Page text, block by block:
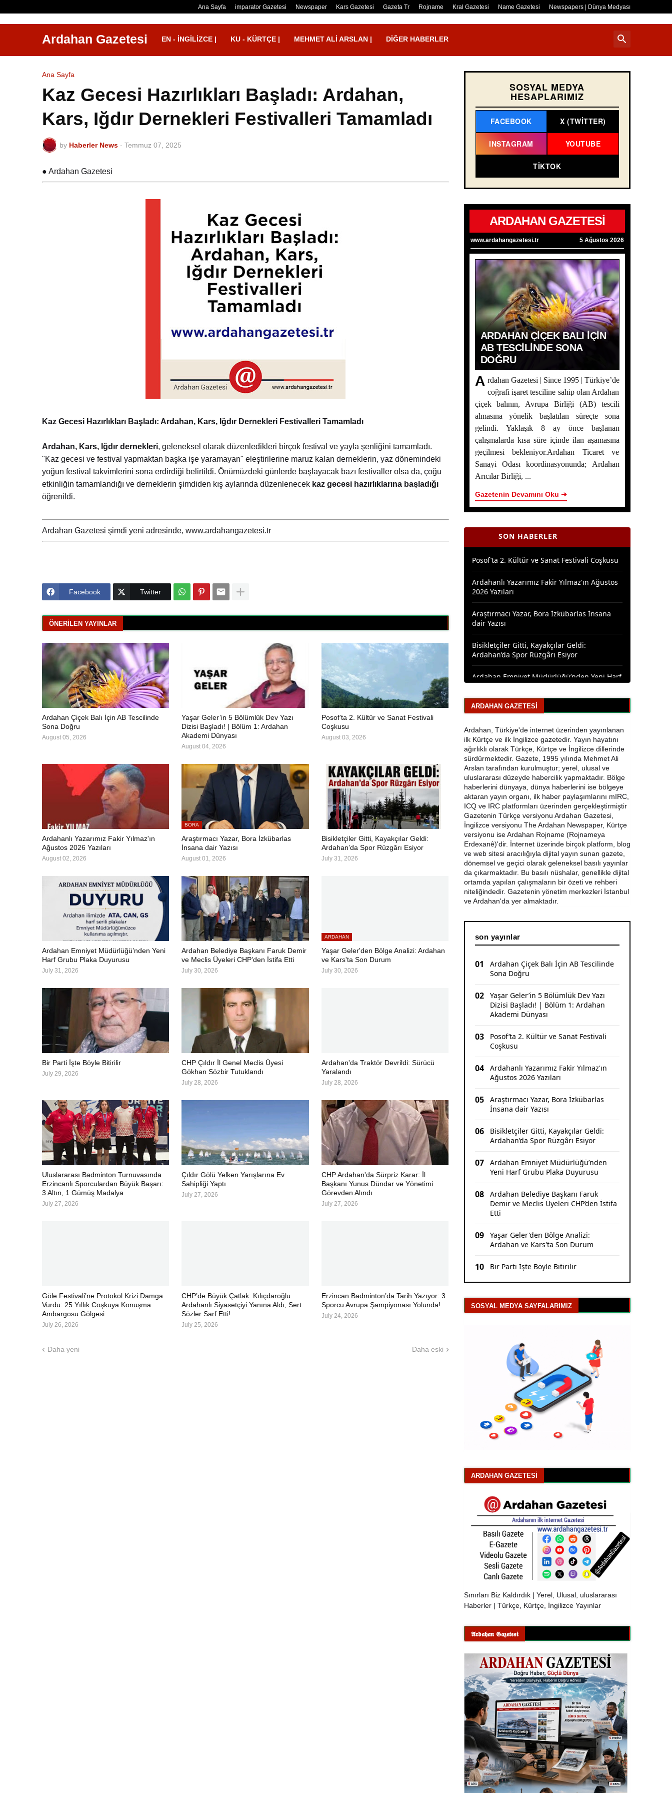
Ana Sayfa imparator Gazetesi Newspaper Kars Gazetesi Gazeta Tr Rojname Kral Gazetesi Name Gazetesi Newspapers | Dünya Medyası
Ardahan Gazetesi EN - İNGILIZCE | KU - KÜRTÇE | MEHMET ALI ARSLAN | DIĞER HABERLER
Ana Sayfa
Kaz Gecesi Hazırlıkları Başladı: Ardahan,
Kars, Iğdır Dernekleri Festivalleri Tamamladı
by Haberler News - Temmuz 07, 2025
● Ardahan Gazetesi
Kaz Gecesi Hazırlıkları Başladı: Ardahan, Kars, Iğdır Dernekleri Festivalleri Tamamladı
Ardahan, Kars, Iğdır dernekleri, geleneksel olarak düzenledikleri birçok festival ve yayla şenliğini tamamladı.
"Kaz gecesi ve festival yapmaktan başka işe yaramayan" eleştirilerine maruz kalan derneklerin, yaz dönemindeki
yoğun festival takvimlerini sona erdirdiği belirtildi. Önümüzdeki günlerde başlayacak bazı festivaller olsa da, çoğu
etkinliğin tamamlandığı ve derneklerin şimdiden kış aylarında düzenlenecek kaz gecesi hazırlıklarına başladığı
öğrenildi.
Ardahan Gazetesi şimdi yeni adresinde, www.ardahangazetesi.tr
Facebook Twitter
ÖNERILEN YAYINLAR
Ardahan Çiçek Balı İçin AB Tescilinde
Sona Doğru
August 05, 2026
Yaşar Geler’in 5 Bölümlük Dev Yazı
Dizisi Başladı! | Bölüm 1: Ardahan
Akademi Dünyası
August 04, 2026
Posof’ta 2. Kültür ve Sanat Festivali
Coşkusu
August 03, 2026
Ardahanlı Yazarımız Fakir Yılmaz'ın
Ağustos 2026 Yazıları
August 02, 2026
BORA
Araştırmacı Yazar, Bora İzkübarlas
İnsana dair Yazısı
August 01, 2026
Bisikletçiler Gitti, Kayakçılar Geldi:
Ardahan’da Spor Rüzgârı Esiyor
July 31, 2026
Ardahan Emniyet Müdürlüğü’nden Yeni
Harf Grubu Plaka Duyurusu
July 31, 2026
Ardahan Belediye Başkanı Faruk Demir
ve Meclis Üyeleri CHP’den İstifa Etti
July 30, 2026
ARDAHAN
Yaşar Geler'den Bölge Analizi: Ardahan
ve Kars'ta Son Durum
July 30, 2026
Bir Parti İşte Böyle Bitirilir
July 29, 2026
CHP Çıldır İl Genel Meclis Üyesi
Gökhan Sözbir Tutuklandı
July 28, 2026
Ardahan'da Traktör Devrildi: Sürücü
Yaralandı
July 28, 2026
Uluslararası Badminton Turnuvasında
Erzincanlı Sporculardan Büyük Başarı:
3 Altın, 1 Gümüş Madalya
July 27, 2026
Çıldır Gölü Yelken Yarışlarına Ev
Sahipliği Yaptı
July 27, 2026
CHP Ardahan'da Sürpriz Karar: İl
Başkanı Yunus Dündar ve Yönetimi
Görevden Alındı
July 27, 2026
Göle Festivali’ne Protokol Krizi Damga
Vurdu: 25 Yıllık Coşkuya Konuşma
Ambargosu Gölgesi
July 26, 2026
CHP’de Büyük Çatlak: Kılıçdaroğlu
Ardahanlı Siyasetçiyi Yanına Aldı, Sert
Sözler Sarf Etti!
July 25, 2026
Erzincan Badminton’da Tarih Yazıyor: 3
Sporcu Avrupa Şampiyonası Yolunda!
July 24, 2026
Daha yeni Daha eski
SOSYAL MEDYA
HESAPLARIMIZ
FACEBOOK X (TWITTER)
INSTAGRAM YOUTUBE
TIKTOK
ARDAHAN GAZETESİ
www.ardahangazetesi.tr 5 Ağustos 2026
ARDAHAN ÇIÇEK BALI İÇIN
AB TESCILINDE SONA
DOĞRU
A rdahan Gazetesi | Since 1995 | Türkiye’de
coğrafi işaret tesciline sahip olan Ardahan
çiçek balının, Avrupa Birliği (AB) tescili
almasına yönelik başlatılan süreçte sona
gelindi. Yaklaşık 8 ay önce başlanan
çalışmalarda kısa süre içinde ilan aşamasına
geçilmesi bekleniyor.Ardahan Ticaret ve
Sanayi Odası koordinasyonunda; Ardahan
Arıcılar Birliği, ...
Gazetenin Devamını Oku ➔
SON HABERLER
Ardahan Çiçek Balı İçin AB Tescilinde Sona
Doğru
Yaşar Geler’in 5 Bölümlük Dev Yazı Dizisi
Başladı! | Bölüm 1: Ardahan Akademi
Posof’ta 2. Kültür ve Sanat Festivali Coşkusu
Ardahanlı Yazarımız Fakir Yılmaz'ın Ağustos
2026 Yazıları
Araştırmacı Yazar, Bora İzkübarlas İnsana
dair Yazısı
Bisikletçiler Gitti, Kayakçılar Geldi:
Ardahan’da Spor Rüzgârı Esiyor
Ardahan Emniyet Müdürlüğü’nden Yeni Harf
Grubu Plaka Duyurusu
Meclis Üyeleri CHP’den İstifa Etti
Kars'ta Son Durum
Bir Parti İşte Böyle Bitirilir
CHP Çıldır İl Genel Meclis Üyesi Gökhan
Sözbir Tutuklandı
Ardahan'da Traktör Devrildi: Sürücü
Yaralandı
Uluslararası Badminton Turnuvasında
Erzincanlı Sporculardan Büyük Başarı: 3
Altın, 1 Gümüş Madalya
Çıldır Gölü Yelken Yarışlarına Ev Sahipliği
Yaptı
ARDAHAN GAZETESI
Ardahan, Türkiye'de internet üzerinden yayınlanan
ilk Kürtçe ve ilk İngilizce gazetedir. Yayın hayatını
ağırlıklı olarak Türkçe, Kürtçe ve İngilizce dillerinde
sürdürmektedir. Gazete, 1995 yılında Mehmet Ali
Arslan tarafından kurulmuştur; yerel, ulusal ve
uluslararası düzeyde habercilik yapmaktadır. Bölge
haberlerini dünyaya, dünya haberlerini ise bölgeye
aktaran yayın organı, ilk haber paylaşımlarını mIRC,
ICQ ve IRC platformları üzerinden gerçekleştirmiştir
Gazetenin Türkçe versiyonu Ardahan Gazetesi,
İngilizce versiyonu The Ardahan Newspaper, Kürtçe
versiyonu ise Ardahan Rojname (Rojnameya
Erdexanê)'dir. İnternet üzerinde birçok platform, blog
ve web sitesi aracılığıyla dijital yayın sunan gazete,
dönemsel ve geçici olarak geleneksel basılı yayınlar
da çıkarmaktadır. Bu basılı nüshalar, genellikle dijital
ortamda yapılan çalışmaların bir özeti ve rehberi
niteliğindedir. Gazetenin yönetim merkezleri İstanbul
ve Ardahan'da yer almaktadır.
son yayınlar
01
Ardahan Çiçek Balı İçin AB Tescilinde
Sona Doğru
02
Yaşar Geler’in 5 Bölümlük Dev Yazı
Dizisi Başladı! | Bölüm 1: Ardahan
Akademi Dünyası
03
Posof’ta 2. Kültür ve Sanat Festivali
Coşkusu
04
Ardahanlı Yazarımız Fakir Yılmaz'ın
Ağustos 2026 Yazıları
05
Araştırmacı Yazar, Bora İzkübarlas
İnsana dair Yazısı
06
Bisikletçiler Gitti, Kayakçılar Geldi:
Ardahan’da Spor Rüzgârı Esiyor
07
Ardahan Emniyet Müdürlüğü’nden
Yeni Harf Grubu Plaka Duyurusu
08
Ardahan Belediye Başkanı Faruk
Demir ve Meclis Üyeleri CHP’den İstifa
Etti
09
Yaşar Geler'den Bölge Analizi:
Ardahan ve Kars'ta Son Durum
10 Bir Parti İşte Böyle Bitirilir
SOSYAL MEDYA SAYFALARIMIZ
ARDAHAN GAZETESI
Sınırları Biz Kaldırdık | Yerel, Ulusal, uluslararası
Haberler | Türkçe, Kürtçe, İngilizce Yayınlar
𝕬𝖗𝖉𝖆𝖍𝖆𝖓 𝕲𝖆𝖟𝖊𝖙𝖊𝖘𝖎